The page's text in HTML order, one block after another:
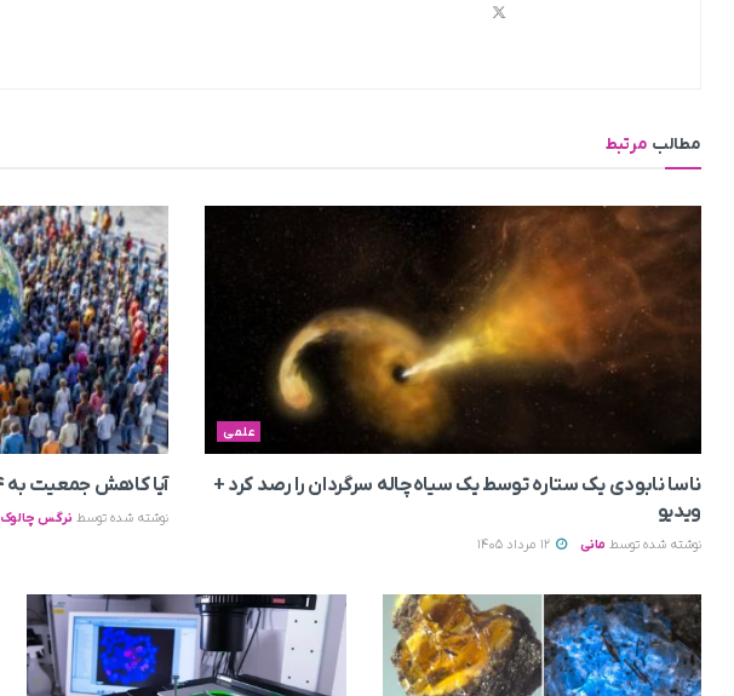
مطالب مرتبط
علمی
ناسا نابودی یک ستاره توسط یک سیاه‌چاله سرگردان را رصد کرد +
ویدیو
نوشته شده توسط مانی
آیا کاهش جمعیت به ۴ میلیارد نفر آینده بشر را تضمین می‌ کند؟
نوشته شده توسط نرگس چالوک